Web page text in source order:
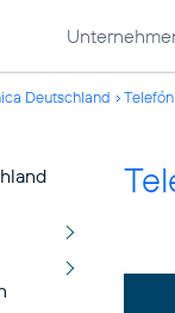
Deutschland